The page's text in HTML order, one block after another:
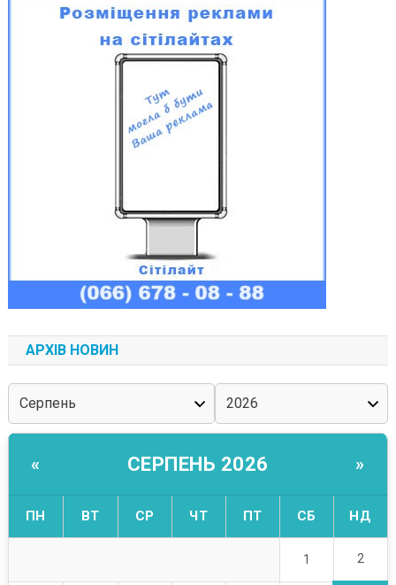
АРХІВ НОВИН
« СЕРПЕНЬ 2026 »
ПН ВТ СР ЧТ ПТ СБ НД
1 2